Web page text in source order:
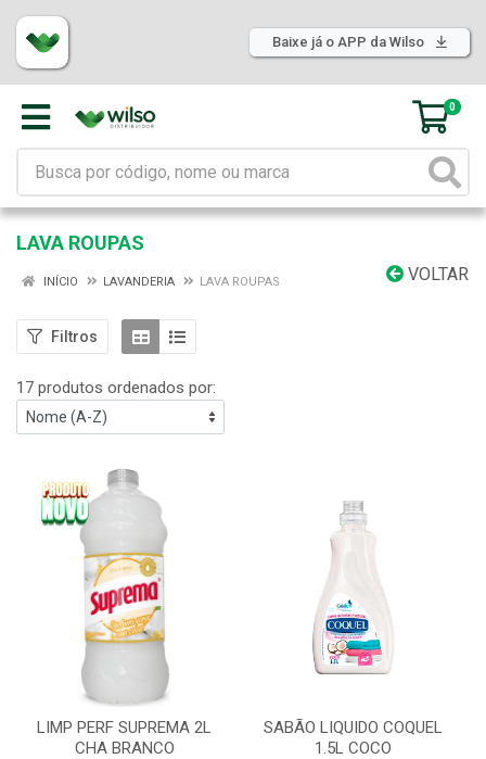
Baixe já o APP da Wilso
0
LAVA ROUPAS
VOLTAR
INÍCIO LAVANDERIA LAVA ROUPAS
Filtros
17 produtos ordenados por:
LIMP PERF SUPREMA 2L
CHA BRANCO
SABÃO LIQUIDO COQUEL
1.5L COCO